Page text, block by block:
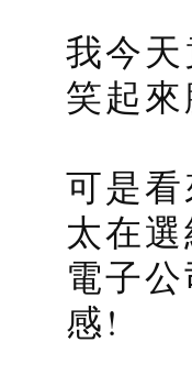
我今
笑起
可是
太在
電子
感!